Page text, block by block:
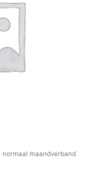
normaal maandverband